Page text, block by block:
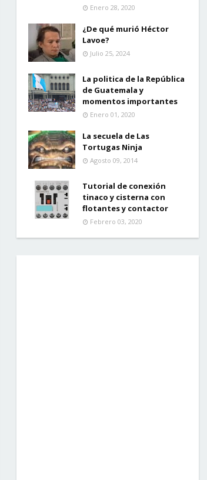
Enero 28, 2020
¿De qué murió Héctor
Lavoe?
Julio 25, 2024
La politica de la República
de Guatemala y
momentos importantes
Enero 01, 2020
La secuela de Las
Tortugas Ninja
Agosto 09, 2014
Tutorial de conexión
tinaco y cisterna con
flotantes y contactor
Febrero 03, 2020